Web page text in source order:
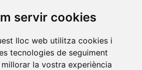
servir cookies
lloc web utilitza cookies i
tecnologies de seguiment
la vostra experiència